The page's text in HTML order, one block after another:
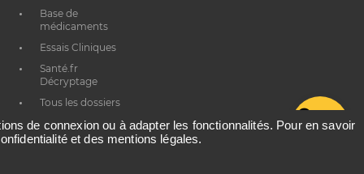
Base de
médicaments
Essais Cliniques
Santé.fr
Décryptage
Tous les dossiers
de connexion ou à adapter les fonctionnalités. Pour en savoir
et des mentions légales.